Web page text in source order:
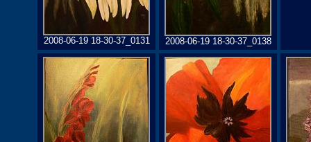
2008-06-19 18-30-37_0131 2008-06-19 18-30-37_0138